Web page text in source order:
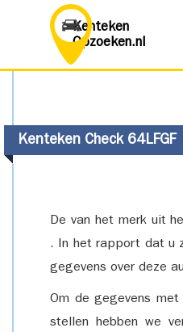
Kenteken
Opzoeken.nl
Kenteken Check 64LFGF
De van het merk uit
. In het rapport dat u
gegevens over deze
Om de gegevens
stellen hebben we